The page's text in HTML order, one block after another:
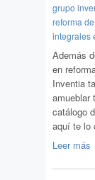
grupo
reforma
integrales
Además
en
Inventia
amueblar
catálogo
aquí te lo
Leer